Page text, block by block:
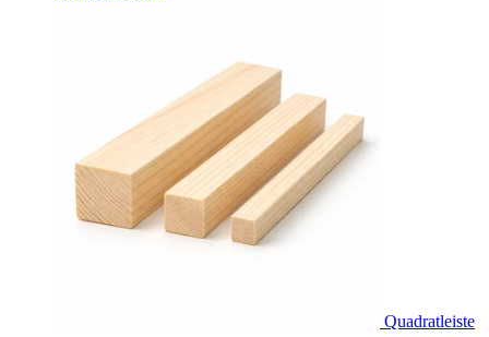
Quadratleiste